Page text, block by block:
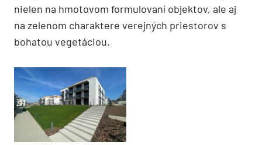
nielen na hmotovom formulovaní objektov, ale aj
na zelenom charaktere verejných priestorov s
bohatou vegetáciou.